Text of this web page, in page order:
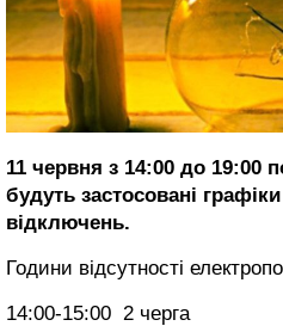
11 червня з 14:00 до 19:00
будуть застосовані
відключень.
Години відсутності
14:00-15:00 2 черга